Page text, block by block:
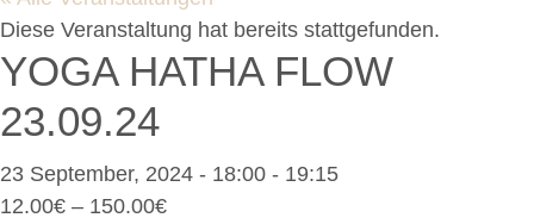
Diese Veranstaltung hat bereits stattgefunden.
YOGA HATHA FLOW
23.09.24
23 September, 2024 - 18:00 - 19:15
12.00€ – 150.00€